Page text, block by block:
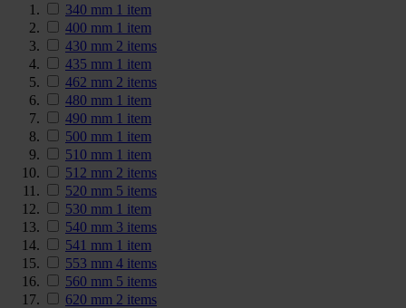
340 mm 1 item
400 mm 1 item
430 mm 2 items
435 mm 1 item
462 mm 2 items
480 mm 1 item
490 mm 1 item
500 mm 1 item
510 mm 1 item
512 mm 2 items
520 mm 5 items
530 mm 1 item
540 mm 3 items
541 mm 1 item
553 mm 4 items
560 mm 5 items
620 mm 2 items